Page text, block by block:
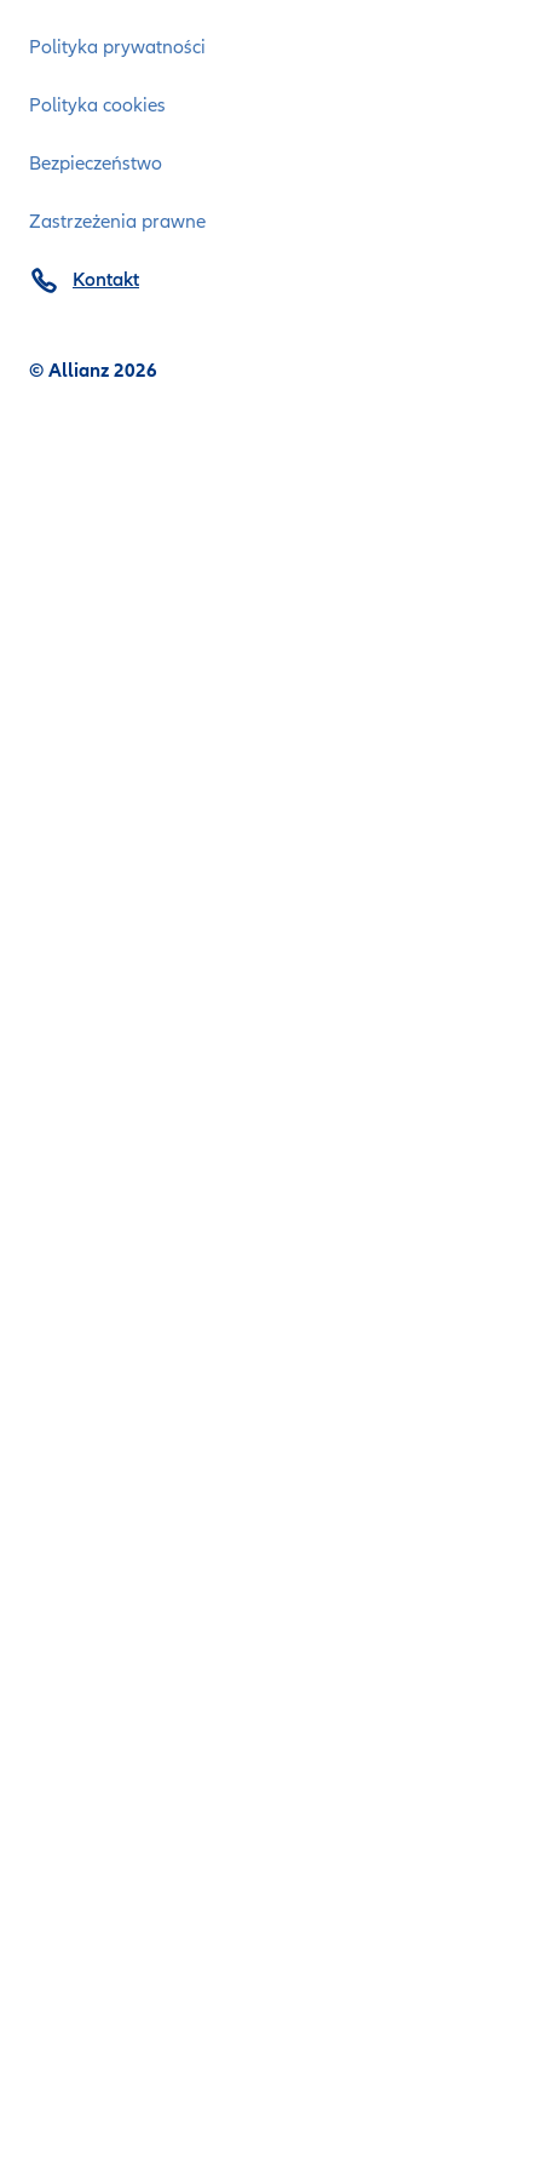
Polityka prywatności
Polityka cookies
Bezpieczeństwo
Zastrzeżenia prawne
© Allianz 2026
Kontakt